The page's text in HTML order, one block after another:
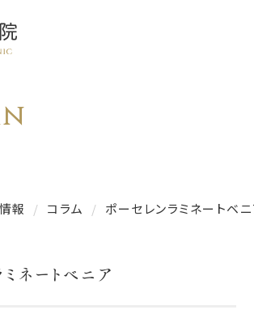
報 コラム ポーセレンラミネートベ
ネートベニア